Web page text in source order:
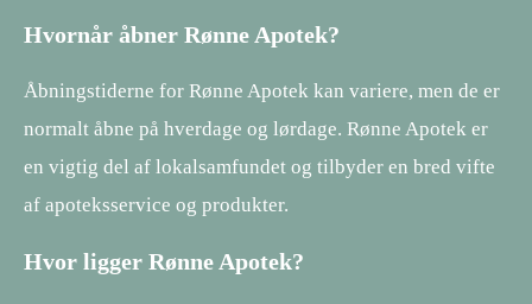
Hvornår åbner Rønne Apotek?
Åbningstiderne for Rønne Apotek kan variere, men de er
normalt åbne på hverdage og lørdage. Rønne Apotek er
en vigtig del af lokalsamfundet og tilbyder en bred vifte
af apoteksservice og produkter.
Hvor ligger Rønne Apotek?